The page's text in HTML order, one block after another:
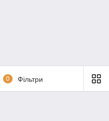
0 Фільтри